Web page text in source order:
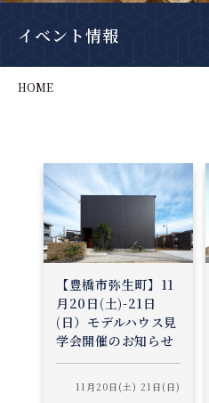
イベント情報
HOME
【豊橋市弥生町】11
月20日(土)-21日
(日）モデルハウス見
学会開催のお知らせ
11月20日(土) 21日(日)